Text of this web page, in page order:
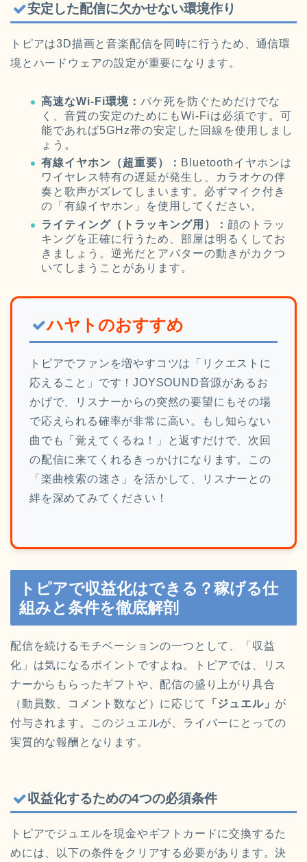
安定した配信に欠かせない環境作り
トピアは3D描画と音楽配信を同時に行うため、通信環
境とハードウェアの設定が重要になります。
高速なWi-Fi環境： パケ死を防ぐためだけでな
く、音質の安定のためにもWi-Fiは必須です。可
能であれば5GHz帯の安定した回線を使用しまし
ょう。
有線イヤホン（超重要）： Bluetoothイヤホンは
ワイヤレス特有の遅延が発生し、カラオケの伴
奏と歌声がズレてしまいます。必ずマイク付き
の「有線イヤホン」を使用してください。
ライティング（トラッキング用）： 顔のトラッ
キングを正確に行うため、部屋は明るくしてお
きましょう。逆光だとアバターの動きがカクつ
いてしまうことがあります。
ハヤトのおすすめ
トピアでファンを増やすコツは「リクエストに
応えること」です！JOYSOUND音源があるお
かげで、リスナーからの突然の要望にもその場
で応えられる確率が非常に高い。もし知らない
曲でも「覚えてくるね！」と返すだけで、次回
の配信に来てくれるきっかけになります。この
「楽曲検索の速さ」を活かして、リスナーとの
絆を深めてみてください！
トピアで収益化はできる？稼げる仕
組みと条件を徹底解剖
配信を続けるモチベーションの一つとして、「収益
化」は気になるポイントですよね。トピアでは、リス
ナーからもらったギフトや、配信の盛り上がり具合
（動員数、コメント数など）に応じて
「ジュエル」 が
付与されます。このジュエルが、ライバーにとっての
実質的な報酬となります。
収益化するための4つの必須条件
トピアでジュエルを現金やギフトカードに交換するた
めには、以下の条件をクリアする必要があります。決